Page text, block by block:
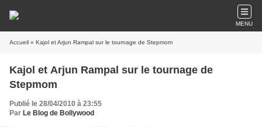
MENU
Accueil » Kajol et Arjun Rampal sur le tournage de Stepmom
Kajol et Arjun Rampal sur le tournage de
Stepmom
Publié le 28/04/2010 à 23:55
Par Le Blog de Bollywood